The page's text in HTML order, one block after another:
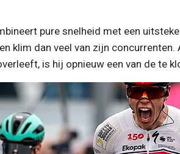
pure snelheid met een
klim dan veel van zijn
is hij opnieuw een van de te